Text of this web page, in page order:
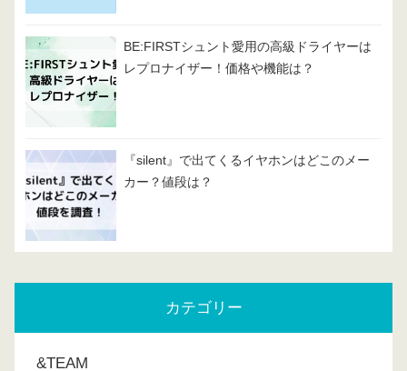
BE:FIRSTシュント愛用の高級ドライヤーは
レプロナイザー！価格や機能は？
『silent』で出てくるイヤホンはどこのメー
カー？値段は？
カテゴリー
&TEAM